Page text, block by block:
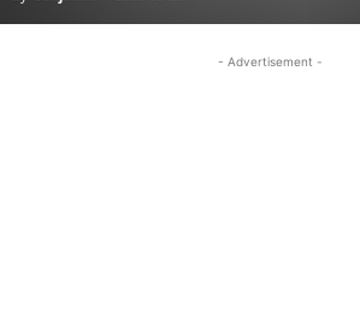
- Advertisement -